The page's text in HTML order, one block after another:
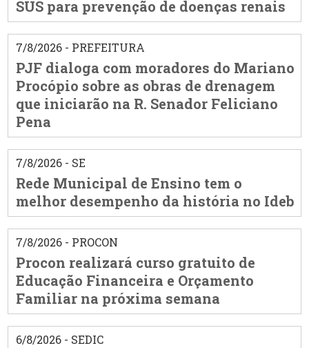
SUS para prevenção de doenças renais
7/8/2026 - PREFEITURA
PJF dialoga com moradores do Mariano
Procópio sobre as obras de drenagem
que iniciarão na R. Senador Feliciano
Pena
7/8/2026 - SE
Rede Municipal de Ensino tem o
melhor desempenho da história no Ideb
7/8/2026 - PROCON
Procon realizará curso gratuito de
Educação Financeira e Orçamento
Familiar na próxima semana
6/8/2026 - SEDIC